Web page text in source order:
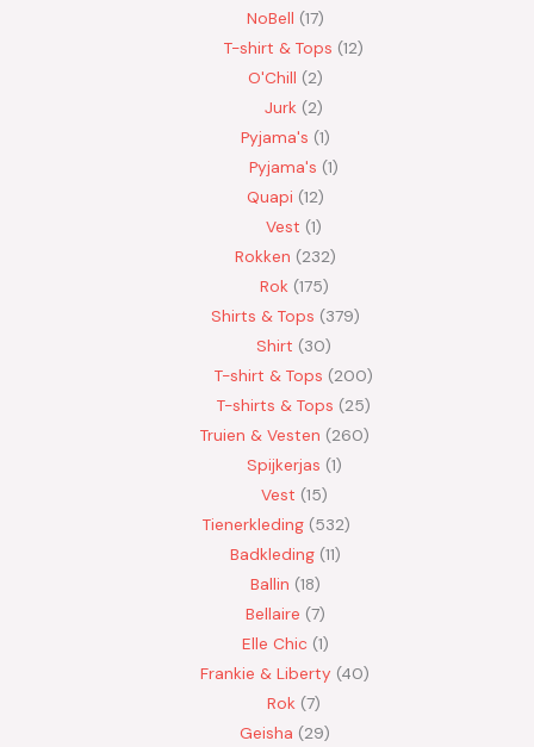
NoBell 17
T-shirt & Tops 12
O'Chill 2
Jurk
2
Pyjama's 1
Pyjama's 1
Quapi 12
Vest 1
Rokken 232
Rok 175
Shirts & Tops 379
Shirt
30
T-shirt & Tops
200
T-shirts & Tops
25
Truien & Vesten
260
Spijkerjas 1
Vest 15
Tienerkleding 532
Badkleding 11
Ballin 18
Bellaire 7
Elle Chic 1
Frankie & Liberty 40
Rok 7
Geisha
29